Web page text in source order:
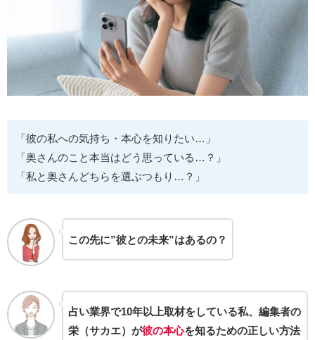
「彼の私への気持ち・本心を知りたい…」
「奥さんのこと本当はどう思っている…？」
「私と奥さんどちらを選ぶつもり…？」
この先に”彼との未来”はあるの？
占い業界で10年以上取材をしている私、編集者の
栄（サカエ）が彼の本心を知るための正しい方法